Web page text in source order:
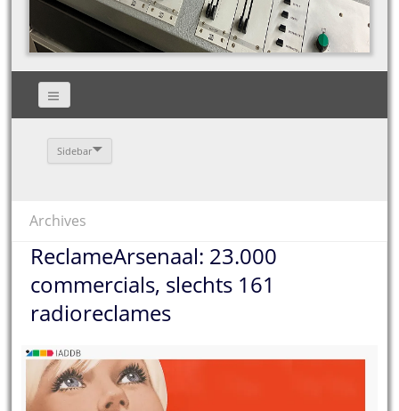
Sidebar
Archives
ReclameArsenaal: 23.000
commercials, slechts 161
radioreclames